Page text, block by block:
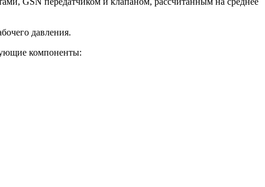
давления.
компоненты: